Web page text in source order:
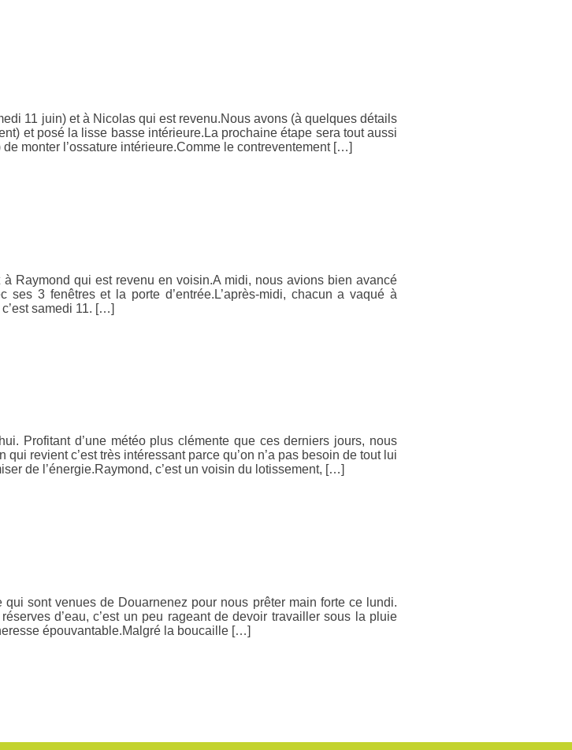
11 juin) et à Nicolas qui est revenu.Nous avons (à quelques détails
et posé la lisse basse intérieure.La prochaine étape sera tout aussi
monter l’ossature intérieure.Comme le contreventement […]
Raymond qui est revenu en voisin.A midi, nous avions bien avancé
3 fenêtres et la porte d’entrée.L’après-midi, chacun a vaqué à
samedi 11. […]
Profitant d’une météo plus clémente que ces derniers jours, nous
revient c’est très intéressant parce qu’on n’a pas besoin de tout lui
de l’énergie.Raymond, c’est un voisin du lotissement, […]
sont venues de Douarnenez pour nous prêter main forte ce lundi.
d’eau, c’est un peu rageant de devoir travailler sous la pluie
épouvantable.Malgré la boucaille […]